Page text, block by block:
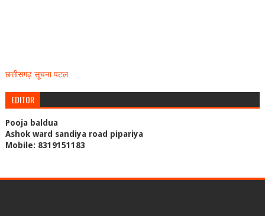
छत्तीसगढ़ सूचना पटल
EDITOR
Pooja baldua
Ashok ward sandiya road pipariya
Mobile: 8319151183